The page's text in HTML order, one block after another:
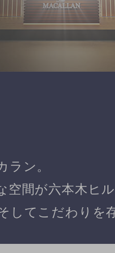
ラン。​
間が六本木ヒ
てこだわりを